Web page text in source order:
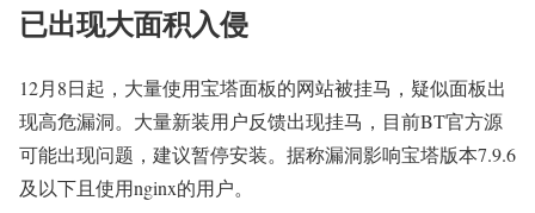
已出现大面积入侵
12月8日起，大量使用宝塔面板的网站被挂马，疑似面板出
现高危漏洞。大量新装用户反馈出现挂马，目前BT官方源
可能出现问题，建议暂停安装。据称漏洞影响宝塔版本7.9.6
及以下且使用nginx的用户。